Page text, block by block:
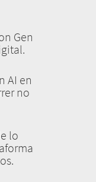
Gen
AI en
no
lo